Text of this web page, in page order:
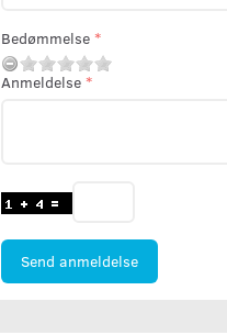
Bedømmelse
Anmeldelse
Send anmeldelse